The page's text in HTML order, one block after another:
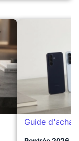
Guide d'achat